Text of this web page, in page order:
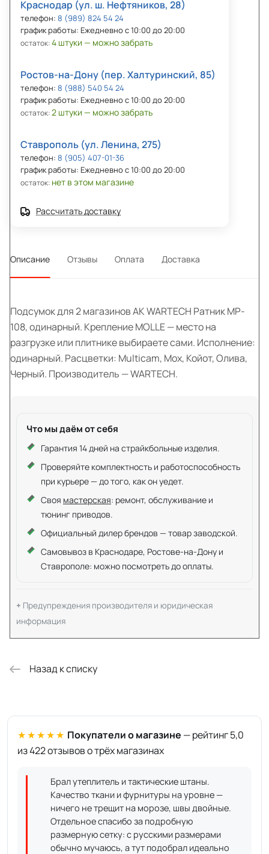
Краснодар (ул. ш. Нефтяников, 28)
телефон: 8 (989) 824 54 24
график работы: Ежедневно с 10:00 до 20:00
остаток:4 штуки — можно забрать
Ростов-на-Дону (пер. Халтуринский, 85)
телефон: 8 (988) 540 54 24
график работы: Ежедневно с 10:00 до 20:00
остаток:2 штуки — можно забрать
Ставрополь (ул. Ленина, 275)
телефон: 8 (905) 407-01-36
график работы: Ежедневно с 10:00 до 20:00
остаток: нет в этом магазине
Рассчитать доставку
Описание Отзывы Оплата Доставка
Подсумок для 2 магазинов АК WARTECH Ратник MP-
108, одинарный. Крепление MOLLE — место на
разгрузке или плитнике выбираете сами. Исполнение:
одинарный. Расцветки: Multicam, Мох, Койот, Олива,
Черный. Производитель — WARTECH.
Что мы даём от себя
Гарантия 14 дней на страйкбольные изделия.
Проверяйте комплектность и работоспособность
при курьере — до того, как он уедет.
Своя мастерская: ремонт, обслуживание и
тюнинг приводов.
Официальный дилер брендов — товар заводской.
Самовывоз в Краснодаре, Ростове-на-Дону и
Ставрополе: можно посмотреть до оплаты.
Предупреждения производителя и юридическая
информация
Назад к списку
★★★★★ Покупатели о магазине — рейтинг 5,0
из 422 отзывов о трёх магазинах
Брал утеплитель и тактические штаны.
Качество ткани и фурнитуры на уровне —
ничего не трещит на морозе, швы двойные.
Отдельное спасибо за подробную
размерную сетку: с русскими размерами
обычно мучаюсь, а тут подобрал идеально